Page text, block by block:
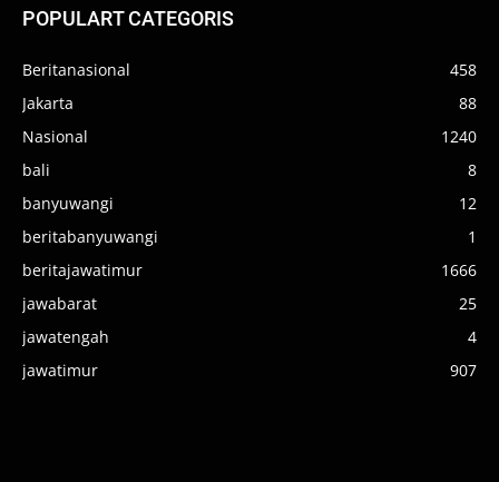
POPULART CATEGORIS
Beritanasional
458
Jakarta
88
Nasional
1240
bali
8
banyuwangi
12
beritabanyuwangi
1
beritajawatimur
1666
jawabarat
25
jawatengah
4
jawatimur
907